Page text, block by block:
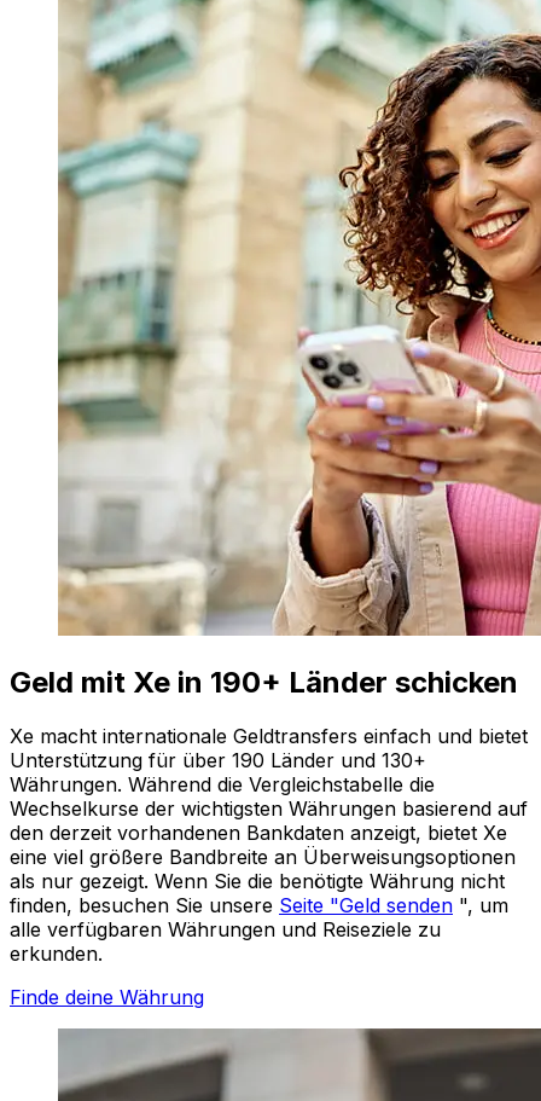
Geld mit Xe in 190+ Länder schicken
Xe macht internationale Geldtransfers einfach und bietet
Unterstützung für über 190 Länder und 130+
Währungen. Während die Vergleichstabelle die
Wechselkurse der wichtigsten Währungen basierend auf
den derzeit vorhandenen Bankdaten anzeigt, bietet Xe
eine viel größere Bandbreite an Überweisungsoptionen
als nur gezeigt. Wenn Sie die benötigte Währung nicht
finden, besuchen Sie unsere Seite "Geld senden ", um
alle verfügbaren Währungen und Reiseziele zu
erkunden.
Finde deine Währung